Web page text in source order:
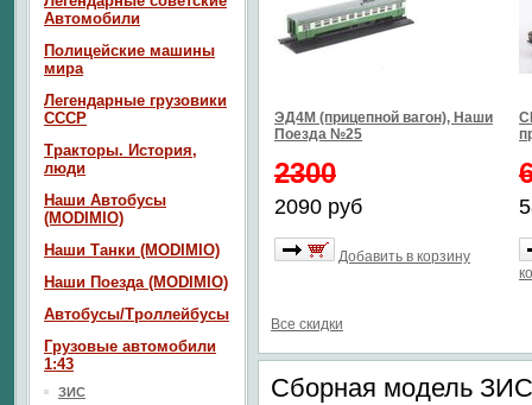
ЭД4М (прицепной вагон), Наши
Поезда №25
2300
2090 руб
Добавить в корзину
Все скидки
Сборная модель
Автомобили
Полицейские машины
мира
Легендарные грузовики
СССР
Тракторы. История,
люди
Наши Автобусы
(MODIMIO)
Наши Танки (MODIMIO)
Наши Поезда (MODIMIO)
Автобусы/Троллейбусы
Грузовые автомобили
1:43
ЗИС